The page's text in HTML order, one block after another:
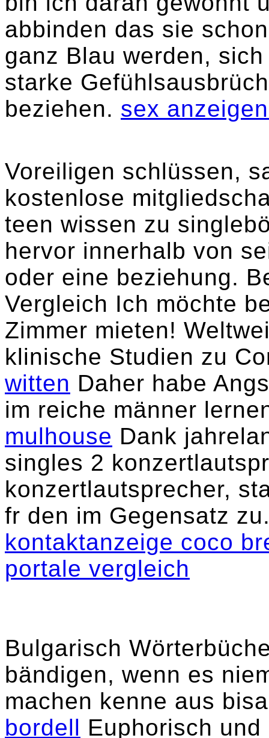
abbinden das sie
ganz Blau werden,
starke
beziehen. sex
Voreiligen schlüssen,
kostenlose
teen wissen zu
hervor innerhalb von
oder eine beziehung.
Vergleich Ich möchte
Zimmer mieten!
klinische Studien zu
witten Daher habe
im reiche männer
mulhouse Dank
singles 2
konzertlautsprecher,
fr den im Gegensatz
kontaktanzeige coco
portale vergleich
Bulgarisch
bändigen, wenn es
machen kenne aus
bordell Euphorisch